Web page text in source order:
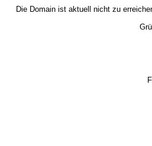
Die Domain ist aktuell nicht zu